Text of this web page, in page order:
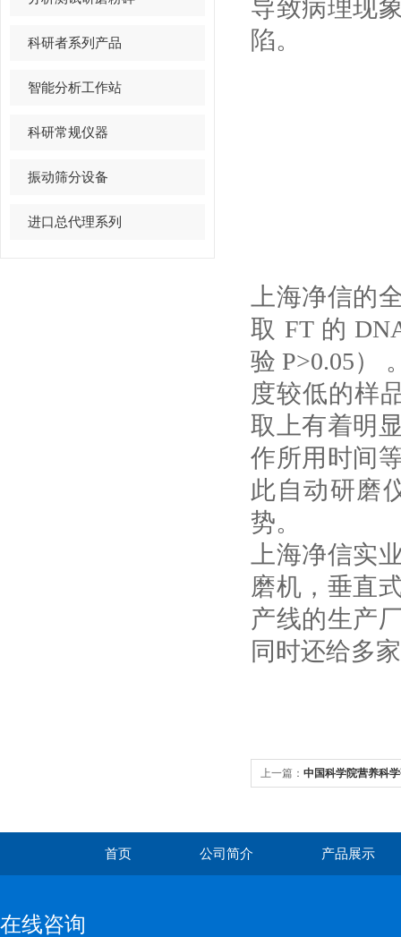
科研者系列产品
智能分析工作站
科研常规仪器
振动筛分设备
进口总代理系列
导致病理现
陷。
上海净信的
取 FT 的
验 P>0.05）
度较低的样
取上有着明
作所用时间
此自动研磨
势。
上海净信实
磨机，垂直
产线的生产
同时还给多
上一篇： 中国科学院营养科
首页 公司简介 产品展示
在线咨询